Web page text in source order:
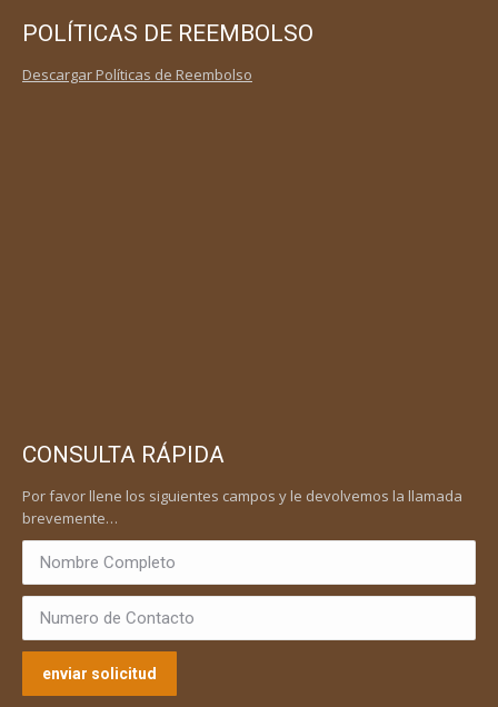
POLÍTICAS DE REEMBOLSO
Descargar Políticas de Reembolso
CONSULTA RÁPIDA
Por favor llene los siguientes campos y le devolvemos la llamada
brevemente…